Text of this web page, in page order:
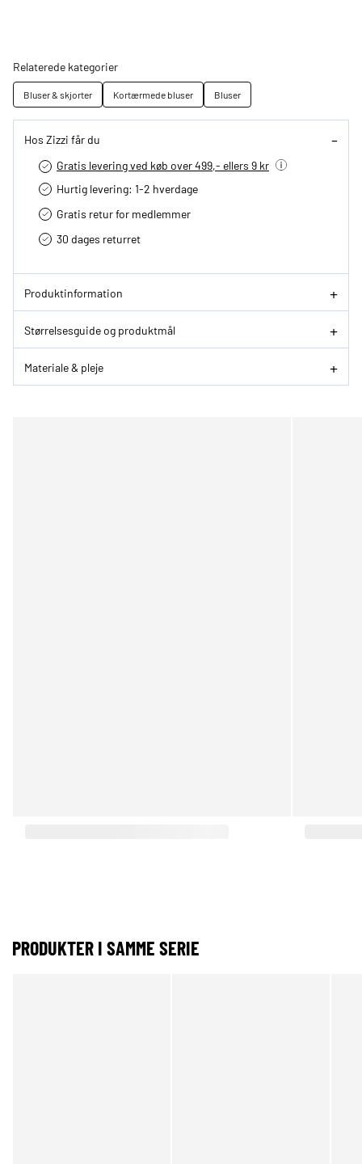
Relaterede kategorier
Bluser & skjorter Kortærmede bluser Bluser
Hos Zizzi får du
Gratis levering ved køb over 499,- ellers 9 kr
Hurtig levering­: 1-2 hverdage
Gratis retur for medlemmer
30 dages returret
Produktinformation
Størrelsesguide og produktmål
Materiale & pleje
PRODUKTER I SAMME SERIE